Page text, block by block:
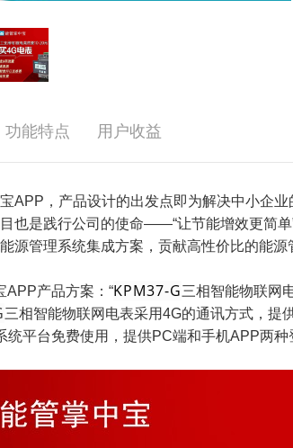
功能特点 用户收益
，产品设计的出发点即为解决中小企业
也是践行公司的使命——“让节能增效更简
源管理系统集成方案，贡献高性价比的能
产品方案：“KPM37-G三相智能物联网
三相智能物联网电表采用4G的通讯方式，提
统平台免费使用，提供PC端和手机APP两种